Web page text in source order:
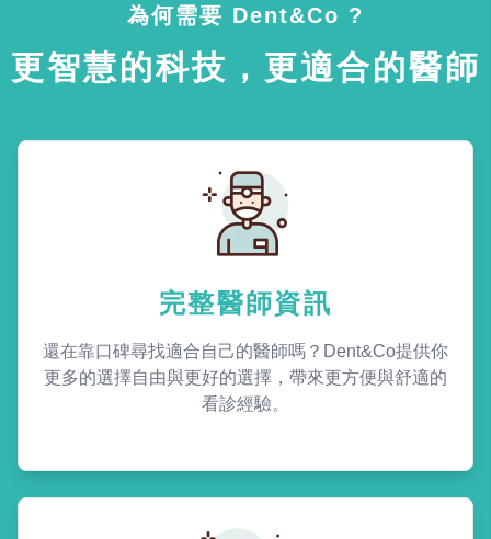
為何需要 Dent&Co ?
更智慧的科技，更適合的醫師
完整醫師資訊
還在靠口碑尋找適合自己的醫師嗎？Dent&Co提供你
更多的選擇自由與更好的選擇，帶來更方便與舒適的
看診經驗。